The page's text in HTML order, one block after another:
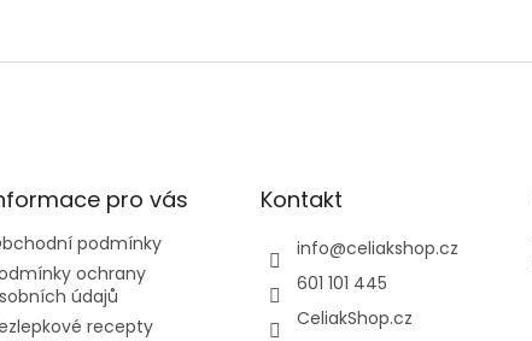
pro vás
podmínky
ochrany
údajů
recepty
Kontakt
info@celiakshop.cz
601 101 445
CeliakShop.cz